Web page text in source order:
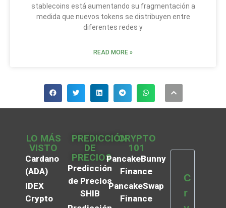
stablecoins está aumentando su fragmentación a
medida que nuevos tokens se distribuyen entre
diferentes redes y
READ MORE »
LO MÁS
VISTO
Cardano
(ADA)
IDEX
Crypto
PREDICCIÓN
DE
PRECIOS
Predicción
de Precios
SHIB
CRYPTO
101
PancakeBunny
Finance
PancakeSwap
Finance
C
r